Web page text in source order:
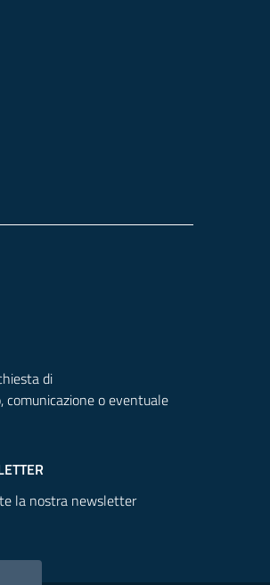
di
comunicazione o eventuale
la nostra newsletter